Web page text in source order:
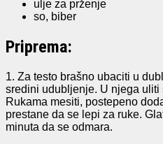
ulje za prženje
so, biber
Priprema:
1. Za testo brašno ubaciti u
sredini udubljenje. U njega uliti
Rukama mesiti, postepeno
prestane da se lepi za ruke.
minuta da se odmara.